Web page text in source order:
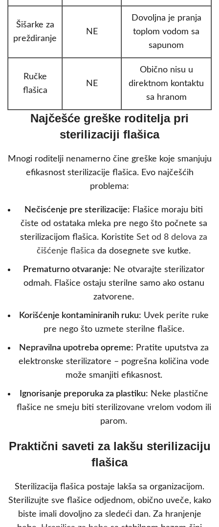
Šišarke za
preždiranje
NE
Dovoljna je pranja
toplom vodom sa
sapunom
Ručke
flašica
NE
Obično nisu u
direktnom kontaktu
sa hranom
Najčešće greške roditelja pri
sterilizaciji flašica
Mnogi roditelji nenamerno čine greške koje smanjuju
efikasnost sterilizacije flašica. Evo najčešćih
problema:
Nečisćenje pre sterilizacije: Flašice moraju biti
čiste od ostataka mleka pre nego što počnete sa
sterilizacijom flašica. Koristite Set od 8 delova za
čišćenje flašica da dosegnete sve kutke.
Prematurno otvaranje: Ne otvarajte sterilizator
odmah. Flašice ostaju sterilne samo ako ostanu
zatvorene.
Korišćenje kontaminiranih ruku: Uvek perite ruke
pre nego što uzmete sterilne flašice.
Nepravilna upotreba opreme: Pratite uputstva za
elektronske sterilizatore – pogrešna količina vode
može smanjiti efikasnost.
Ignorisanje preporuka za plastiku: Neke plastične
flašice ne smeju biti sterilizovane vrelom vodom ili
parom.
Praktični saveti za lakšu sterilizaciju
flašica
Sterilizacija flašica postaje lakša sa organizacijom.
Sterilizujte sve flašice odjednom, obično uveče, kako
biste imali dovoljno za sledeći dan. Za hranjenje